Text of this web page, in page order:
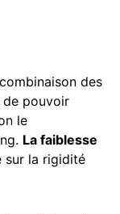
des
de pouvoir
le
La faiblesse
sur la rigidité